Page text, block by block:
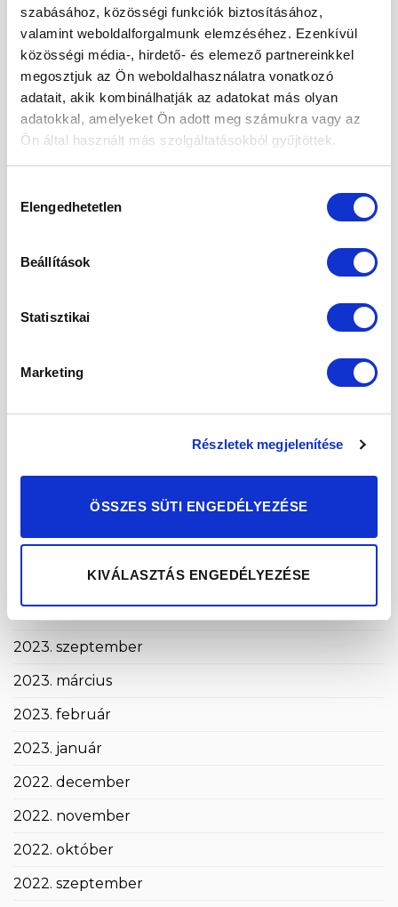
szabásához, közösségi funkciók biztosításához,
valamint weboldalforgalmunk elemzéséhez. Ezenkívül
közösségi média-, hirdető- és elemező partnereinkkel
megosztjuk az Ön weboldalhasználatra vonatkozó
adatait, akik kombinálhatják az adatokat más olyan
adatokkal, amelyeket Ön adott meg számukra vagy az
Ön által használt más szolgáltatásokból gyűjtöttek.
kiválasztása
Elengedhetetlen
Beállítások
Statisztikai
Marketing
Részletek megjelenítése
ÖSSZES SÜTI ENGEDÉLYEZÉSE
KIVÁLASZTÁS ENGEDÉLYEZÉSE
2026. január
2025. december
2025. november
2025. október
2025. szeptember
2025. május
2025. február
2024. november
2024. október
2024. május
2024. április
2024. március
2024. január
2023. szeptember
2023. március
2023. február
2023. január
2022. december
2022. november
2022. október
2022. szeptember